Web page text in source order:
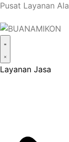
Pusat Layanan
Layanan Jasa